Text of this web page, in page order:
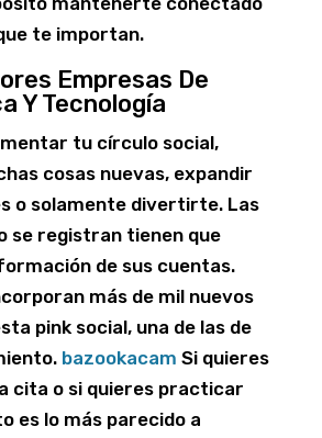
te importan.
Empresas De
Y Tecnología
tu círculo social,
cosas nuevas, expandir
o solamente divertirte. Las
se registran tienen que
de sus cuentas.
más de mil nuevos
pink social, una de las de
bazookacam Si quieres
cita o si quieres practicar
es lo más parecido a